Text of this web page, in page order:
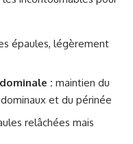
épaules, légèrement
: maintien du
et du périnée
relâchées mais